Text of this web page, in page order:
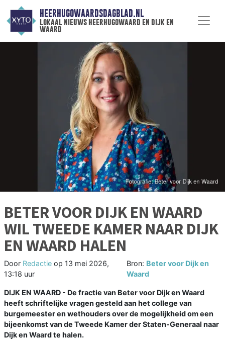
HEERHUGOWAARDSDAGBLAD.NL
lokaal nieuws heerhugowaard en dijk en
waard
BETER VOOR DIJK EN WAARD
WIL TWEEDE KAMER NAAR DIJK
EN WAARD HALEN
Door Redactie op 13 mei 2026,
13:18 uur
Bron: Beter voor Dijk en
Waard
DIJK EN WAARD - De fractie van Beter voor Dijk en Waard
heeft schriftelijke vragen gesteld aan het college van
burgemeester en wethouders over de mogelijkheid om een
bijeenkomst van de Tweede Kamer der Staten-Generaal naar
Dijk en Waard te halen.